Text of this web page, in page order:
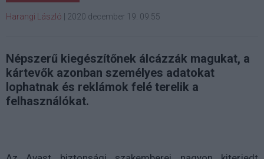
Harangi László 2020 december 19. 09:55
Népszerű kiegészítőnek álcázzák magukat, a
kártevők azonban személyes adatokat
lophatnak és reklámok felé terelik a
felhasználókat.